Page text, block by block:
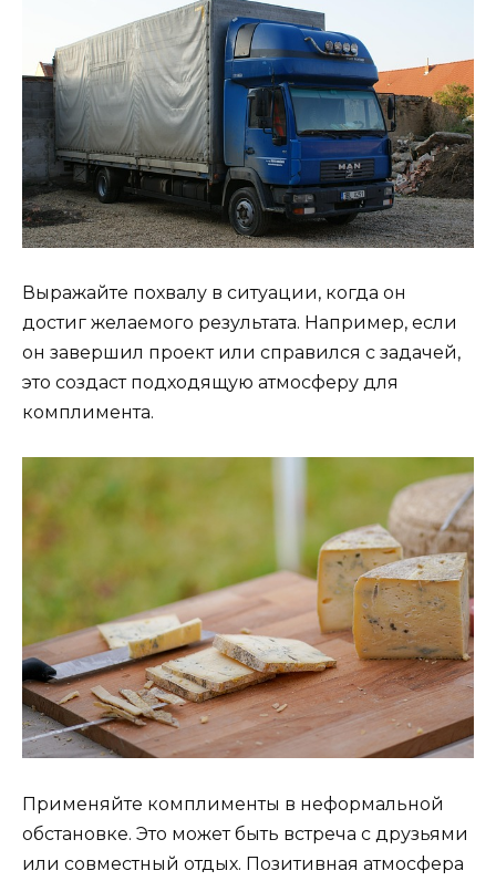
Выражайте похвалу в ситуации, когда он
достиг желаемого результата. Например, если
он завершил проект или справился с задачей,
это создаст подходящую атмосферу для
комплимента.
Применяйте комплименты в неформальной
обстановке. Это может быть встреча с друзьями
или совместный отдых. Позитивная атмосфера